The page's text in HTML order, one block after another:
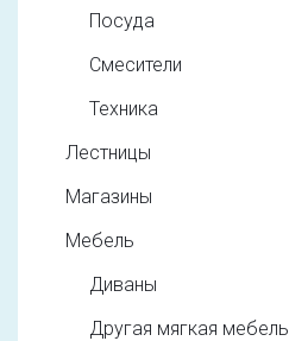
Посуда
Смесители
Техника
Лестницы
Магазины
Мебель
Диваны
Другая мягкая мебель